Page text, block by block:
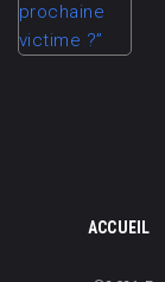
ACCUEIL